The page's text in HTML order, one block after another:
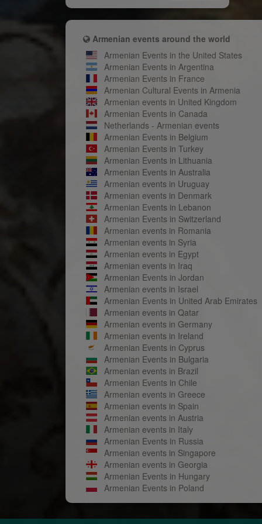
Armenian events around the world
Armenian Events in the United States
Armenian Events in Argentina
Armenian Events in France
Armenian Cultural Events in Armenia
Armenian events in United Kingdom
Armenian Events in Canada
Netherlands - Armenian events
Armenian Events in Belgium
Armenian Events in Turkey
Armenian Events in Lithuania
Armenian Events in Australia
Armenian events in Uruguay
Armenian events in Denmark
Armenian Events in Lebanon
Armenian Events in Switzerland
Armenian events in Romania
Armenian events in Syria
Armenian events in Egypt
Armenian events in Iraq
Armenian Events in Jordan
Armenian events in Israel
Armenian Events in United Arab Emirates
Armenian events in Qatar
Armenian events in Germany
Armenian events in Ireland
Armenian Events in Cyprus
Armenian Events in Bulgaria
Armenian events in Brazil
Armenian Events in Chile
Armenian events in Greece
Armenian events in Spain
Armenian events in Austria
Armenian events in Italy
Armenian Events in Russia
Armenian events in Singapore
Armenian events in Georgia
Armenian Events in Hungary
Armenian Events in Poland